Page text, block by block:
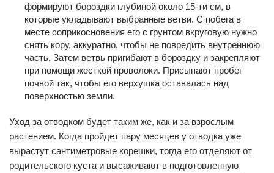
формируют бороздки глубиной около 15-ти см, в
которые укладывают выбранные ветви. С побега в
месте соприкосновения его с грунтом вкруговую нужно
снять кору, аккуратно, чтобы не повредить внутреннюю
часть. Затем ветвь пригибают в бороздку и закрепляют
при помощи жесткой проволоки. Присыпают пробег
почвой так, чтобы его верхушка оставалась над
поверхностью земли.
Уход за отводком будет таким же, как и за взрослым
растением. Когда пройдет пару месяцев у отводка уже
вырастут сантиметровые корешки, тогда его отделяют от
родительского куста и высаживают в подготовленную